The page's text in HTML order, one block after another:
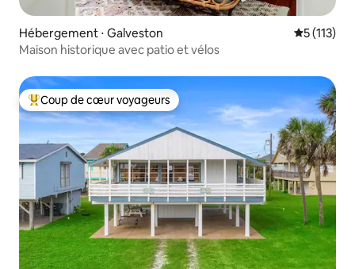
Hébergement ⋅ Galveston Évaluation
5 (113)
Maison historique avec patio et vélos
Coups de cœur voyageurs les plus appréciés
Coup de cœur voyageurs